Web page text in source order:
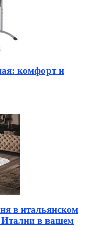
комфорт и
в итальянском
Италии в вашем